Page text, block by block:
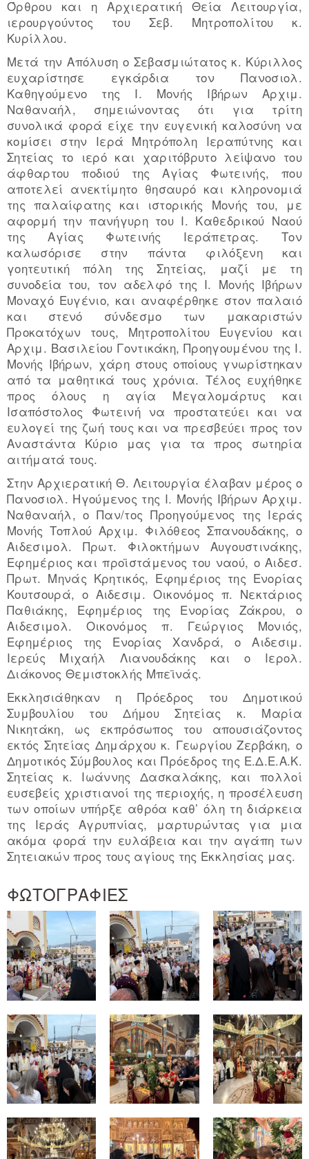
Όρθρου και η Αρχιερατική Θεία Λειτουργία,
ιερουργούντος του Σεβ. Μητροπολίτου κ.
Kυρίλλου.
Μετά την Απόλυση ο Σεβασμιώτατος κ. Κύριλλος
ευχαρίστησε εγκάρδια τον Πανοσιολ.
Καθηγούμενο της Ι. Μονής Ιβήρων Αρχιμ.
Ναθαναήλ, σημειώνοντας ότι για τρίτη
συνολικά φορά είχε την ευγενική καλοσύνη να
κομίσει στην Ιερά Μητρόπολη Ιεραπύτνης και
Σητείας το ιερό και χαριτόβρυτο λείψανο του
άφθαρτου ποδιού της Αγίας Φωτεινής, που
αποτελεί ανεκτίμητο θησαυρό και κληρονομιά
της παλαίφατης και ιστορικής Μονής του, με
αφορμή την πανήγυρη του Ι. Καθεδρικού Ναού
της Αγίας Φωτεινής Ιεράπετρας. Τον
καλωσόρισε στην πάντα φιλόξενη και
γοητευτική πόλη της Σητείας, μαζί με τη
συνοδεία του, τον αδελφό της Ι. Μονής Ιβήρων
Μοναχό Ευγένιο, και αναφέρθηκε στον παλαιό
και στενό σύνδεσμο των μακαριστών
Προκατόχων τους, Μητροπολίτου Ευγενίου και
Αρχιμ. Βασιλείου Γοντικάκη, Προηγουμένου της Ι.
Μονής Ιβήρων, χάρη στους οποίους γνωρίστηκαν
από τα μαθητικά τους χρόνια. Τέλος ευχήθηκε
προς όλους η αγία Μεγαλομάρτυς και
Ισαπόστολος Φωτεινή να προστατεύει και να
ευλογεί της ζωή τους και να πρεσβεύει προς τον
Αναστάντα Κύριο μας για τα προς σωτηρία
αιτήματά τους.
Στην Αρχιερατική Θ. Λειτουργία έλαβαν μέρος ο
Πανοσιολ. Ηγούμενος της Ι. Μονής Ιβήρων Αρχιμ.
Ναθαναήλ, ο Παν/τος Προηγούμενος της Ιεράς
Μονής Τοπλού Αρχιμ. Φιλόθεος Σπανουδάκης, ο
Αιδεσιμολ. Πρωτ. Φιλοκτήμων Αυγουστινάκης,
Εφημέριος και προϊστάμενος του ναού, ο Αιδεσ.
Πρωτ. Μηνάς Κρητικός, Εφημέριος της Ενορίας
Κουτσουρά, ο Αιδεσιμ. Οικονόμος π. Νεκτάριος
Παθιάκης, Εφημέριος της Ενορίας Ζάκρου, ο
Αιδεσιμολ. Οικονόμος π. Γεώργιος Μονιός,
Εφημέριος της Ενορίας Χανδρά, ο Αιδεσιμ.
Ιερεύς Μιχαήλ Λιανουδάκης και ο Ιερολ.
Διάκονος Θεμιστοκλής Μπεϊνάς.
Εκκλησιάθηκαν η Πρόεδρος του Δημοτικού
Συμβουλίου του Δήμου Σητείας κ. Μαρία
Νικητάκη, ως εκπρόσωπος του απουσιάζοντος
εκτός Σητείας Δημάρχου κ. Γεωργίου Ζερβάκη, ο
Δημοτικός Σύμβουλος και Πρόεδρος της Ε.Δ.Ε.Α.Κ.
Σητείας κ. Ιωάννης Δασκαλάκης, και πολλοί
ευσεβείς χριστιανοί της περιοχής, η προσέλευση
των οποίων υπήρξε αθρόα καθ’ όλη τη διάρκεια
της Ιεράς Αγρυπνίας, μαρτυρώντας για μια
ακόμα φορά την ευλάβεια και την αγάπη των
Σητειακών προς τους αγίους της Εκκλησίας μας.
ΦΩΤΟΓΡΑΦΙΕΣ